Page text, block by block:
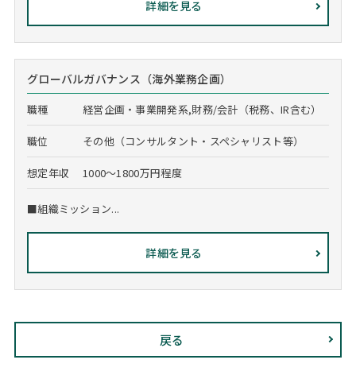
詳細を見る
グローバルガバナンス（海外業務企画）
職種 経営企画・事業開発系,財務/会計（税務、IR含む）
職位 その他（コンサルタント・スペシャリスト等）
想定年収 1000～1800万円程度
■組織ミッション...
詳細を見る
戻る